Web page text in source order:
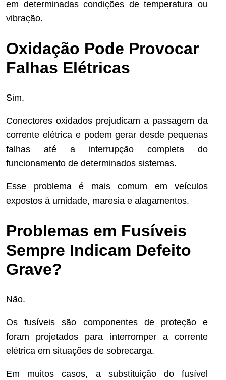
em determinadas condições de temperatura ou
vibração.
Oxidação Pode Provocar
Falhas Elétricas
Sim.
Conectores oxidados prejudicam a passagem da
corrente elétrica e podem gerar desde pequenas
falhas até a interrupção completa do
funcionamento de determinados sistemas.
Esse problema é mais comum em veículos
expostos à umidade, maresia e alagamentos.
Problemas em Fusíveis
Sempre Indicam Defeito
Grave?
Não.
Os fusíveis são componentes de proteção e
foram projetados para interromper a corrente
elétrica em situações de sobrecarga.
Em muitos casos, a substituição do fusível